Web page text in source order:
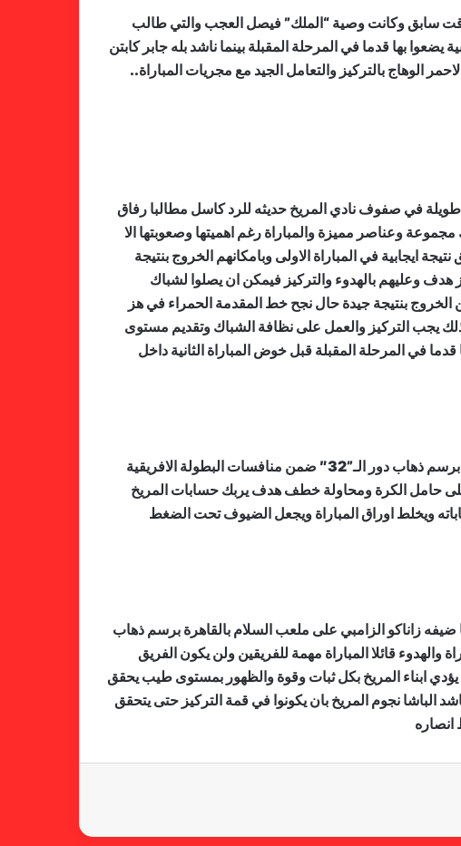
وقت سابق وكانت وصية “الملك” فيصل العجب والتي طالب
بها قدما في المرحلة المقبلة بينما ناشد بله جابر كابتن
الوهاج بالتركيز والتعامل الجيد مع مجريات المباراة..
طويلة في صفوف نادي المريخ حديثه للرد كاسل مطالبا رفاق
وعناصر مميزة والمباراة رغم اهميتها وصعوبتها الا
ايجابية في المباراة الاولى وبامكانهم الخروج بنتيجة
هدف وعليهم بالهدوء والتركيز فيمكن ان يصلوا لشباك
بنتيجة جيدة حال نجح خط المقدمة الحمراء في هز
يجب التركيز والعمل على نظافة الشباك وتقديم مستوى
في المرحلة المقبلة قبل خوض المباراة الثانية داخل
من جانبه اكد بله جابر كابتن المريخ السابق في حديثه للرد كاسل ان مواجهة المريخ والتي يستقبل فيها زاناكو الزامبي برسم ذهاب دور الـ”32″ ضمن منافسات البطولة الافريقية
على حامل الكرة ومحاولة خطف هدف يربك حسابات المريخ
ويخلط اوراق المباراة ويجعل الضيوف تحت الضغط
ضيفه زاناكو الزامبي على ملعب السلام بالقاهرة برسم ذهاب
خلال المباراة والهدوء قائلا المباراة مهمة للفريقين ولن يكون الفريق
يؤدي ابناء المريخ بكل ثبات وقوة والظهور بمستوى طيب يحقق
الباشا نجوم المريخ بان يكونوا في قمة التركيز حتى يتحقق
محلل (الرد كاسل) ينبه الجهاز الفني
لتدارك مشكلة هذا المهاجم..!! وهذا
هو الحل..
(الرد كاسل) تكتب تقرير عن
الاطراء. كتب: نادر الداني